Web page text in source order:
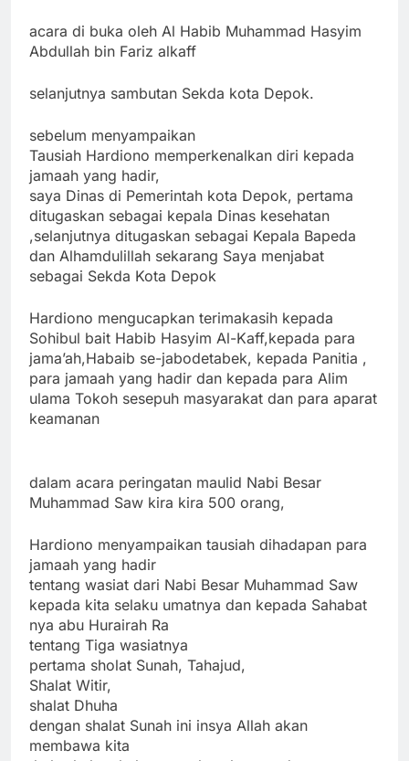
acara di buka oleh Al Habib Muhammad Hasyim
Abdullah bin Fariz alkaff
selanjutnya sambutan Sekda kota Depok.
sebelum menyampaikan
Tausiah Hardiono memperkenalkan diri kepada
jamaah yang hadir,
saya Dinas di Pemerintah kota Depok, pertama
ditugaskan sebagai kepala Dinas kesehatan
,selanjutnya ditugaskan sebagai Kepala Bapeda
dan Alhamdulillah sekarang Saya menjabat
sebagai Sekda Kota Depok
Hardiono mengucapkan terimakasih kepada
Sohibul bait Habib Hasyim Al-Kaff,kepada para
jama’ah,Habaib se-jabodetabek, kepada Panitia ,
para jamaah yang hadir dan kepada para Alim
ulama Tokoh sesepuh masyarakat dan para aparat
keamanan
dalam acara peringatan maulid Nabi Besar
Muhammad Saw kira kira 500 orang,
Hardiono menyampaikan tausiah dihadapan para
jamaah yang hadir
tentang wasiat dari Nabi Besar Muhammad Saw
kepada kita selaku umatnya dan kepada Sahabat
nya abu Hurairah Ra
tentang Tiga wasiatnya
pertama sholat Sunah, Tahajud,
Shalat Witir,
shalat Dhuha
dengan shalat Sunah ini insya Allah akan
membawa kita